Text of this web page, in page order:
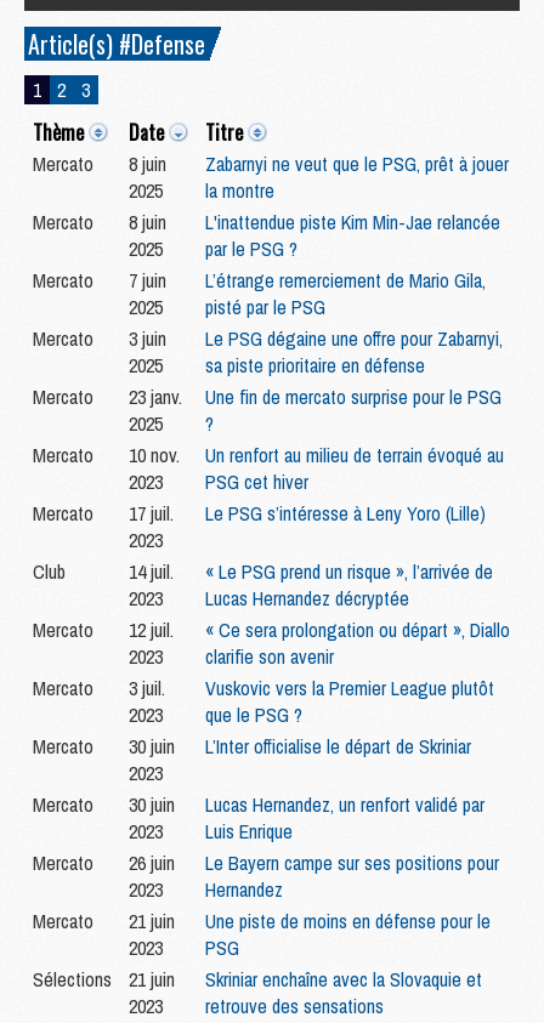
Article(s) #Defense
1 2 3
Thème Date Titre
Mercato
8 juin
2025
Zabarnyi ne veut que le PSG, prêt à jouer
la montre
Mercato
8 juin
2025
L'inattendue piste Kim Min-Jae relancée
par le PSG ?
Mercato
7 juin
2025
L’étrange remerciement de Mario Gila,
pisté par le PSG
Mercato
3 juin
2025
Le PSG dégaine une offre pour Zabarnyi,
sa piste prioritaire en défense
Mercato
23 janv.
2025
Une fin de mercato surprise pour le PSG
?
Mercato
10 nov.
2023
Un renfort au milieu de terrain évoqué au
PSG cet hiver
Mercato
17 juil.
2023
Le PSG s’intéresse à Leny Yoro (Lille)
Club
14 juil.
2023
« Le PSG prend un risque », l’arrivée de
Lucas Hernandez décryptée
Mercato
12 juil.
2023
« Ce sera prolongation ou départ », Diallo
clarifie son avenir
Mercato
3 juil.
2023
Vuskovic vers la Premier League plutôt
que le PSG ?
Mercato
30 juin
2023
L’Inter officialise le départ de Skriniar
Mercato
30 juin
2023
Lucas Hernandez, un renfort validé par
Luis Enrique
Mercato
26 juin
2023
Le Bayern campe sur ses positions pour
Hernandez
Mercato
21 juin
2023
Une piste de moins en défense pour le
PSG
Sélections
21 juin
2023
Skriniar enchaîne avec la Slovaquie et
retrouve des sensations